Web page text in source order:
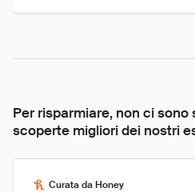
Per risparmiare, non ci sono
scoperte migliori dei nostri
Curata da Honey